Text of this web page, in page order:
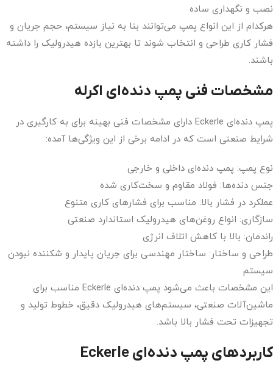
نصب و نگهداری ساده
هرکدام از این انواع پمپ می‌توانند بنا به نیاز سیستم، حجم جریان و
فشار کاری طراحی و انتخاب شوند تا بهترین بازده هیدرولیک را داشته
باشند.
مشخصات فنی پمپ دنده‌ای اکرله
پمپ دنده‌ای Eckerle دارای مشخصات فنی بهینه برای به کارگیری در
شرایط صنعتی است که در ادامه برخی از این ویژگی‌ها آمده:
نوع پمپ: پمپ دنده‌ای داخلی و خارجی
جنس دنده‌ها: فولاد مقاوم و سخت‌کاری شده
عملکرد در فشار بالا: مناسب برای فشارهای کاری متنوع
سازگاری: انواع روغن‌های هیدرولیک استاندارد صنعتی
راندمان: بالا با کاهش اتلاف انرژی
طراحی و ساختار: ساختار مهندسی برای جریان پایدار و شکننده نبودن
سیستم
این مشخصات باعث می‌شود پمپ دنده‌ای Eckerle مناسب برای
ماشین‌آلات صنعتی، سیستم‌های هیدرولیک دقیق، خطوط تولید و
تجهیزات تحت فشار بالا باشد.
کاربردهای پمپ دنده‌ای Eckerle